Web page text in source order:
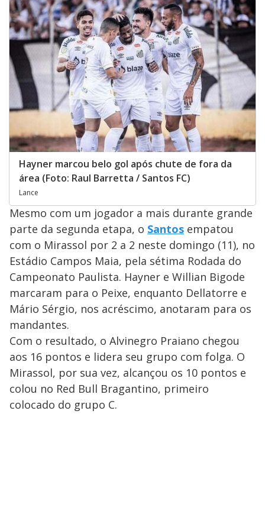
Hayner marcou belo gol após chute de fora da
área (Foto: Raul Barretta / Santos FC)
Lance
Mesmo com um jogador a mais durante grande
parte da segunda etapa, o Santos empatou
com o Mirassol por 2 a 2 neste domingo (11), no
Estádio Campos Maia, pela sétima Rodada do
Campeonato Paulista. Hayner e Willian Bigode
marcaram para o Peixe, enquanto Dellatorre e
Mário Sérgio, nos acréscimo, anotaram para os
mandantes.
Com o resultado, o Alvinegro Praiano chegou
aos 16 pontos e lidera seu grupo com folga. O
Mirassol, por sua vez, alcançou os 10 pontos e
colou no Red Bull Bragantino, primeiro
colocado do grupo C.